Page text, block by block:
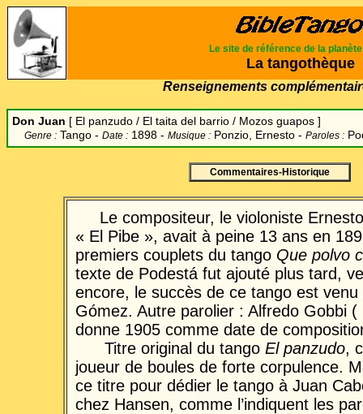
Le site de référence de la planète
La tangothèque
Renseignements
Don Juan [ El panzudo / El taita del barrio / Mozos guapos ]
Genre : Tango - Date : 1898 - Musique : Ponzio, Ernesto - Paroles :
Commentaires-Historique
Le compositeur, le violoniste
« El Pibe », avait à peine 13 ans en
premiers couplets du tango Que polvo
texte de Podestá fut ajouté plus tard,
encore, le succès de ce tango est
Gómez. Autre parolier : Alfredo Gobbi
donne 1905 comme date de
Titre original du tango El panzudo,
joueur de boules de forte corpulence.
ce titre pour dédier le tango à Juan
chez Hansen, comme l’indiquent les